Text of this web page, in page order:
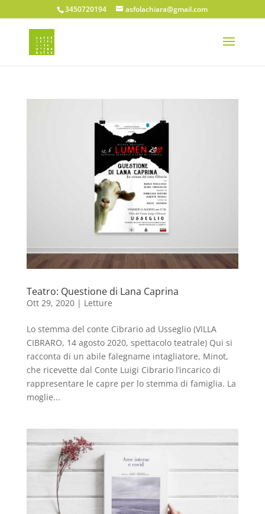
3450720194 asfolachiara@gmail.com
Teatro: Questione di Lana Caprina
Ott 29, 2020| Letture
Lo stemma del conte Cibrario ad Usseglio (VILLA
CIBRARO, 14 agosto 2020, spettacolo teatrale) Qui si
racconta di un abile falegname intagliatore, Minot,
che ricevette dal Conte Luigi Cibrario l’incarico di
rappresentare le capre per lo stemma di famiglia. La
moglie...